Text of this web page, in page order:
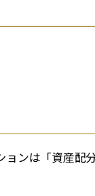
ンは「資産配